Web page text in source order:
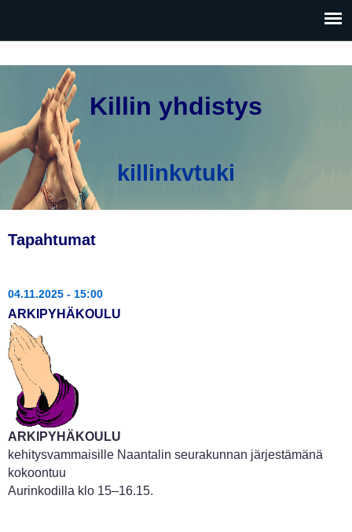
Killin yhdistys
killinkvtuki
Tapahtumat
04.11.2025 - 15:00
ARKIPYHÄKOULU
ARKIPYHÄKOULU
kehitysvammaisille Naantalin seurakunnan järjestämänä
kokoontuu
Aurinkodilla klo 15–16.15.